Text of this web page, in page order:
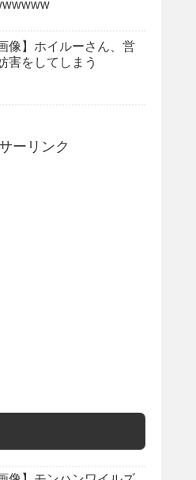
像】ホイルーさん、営
害をしてしまう
ーリンク